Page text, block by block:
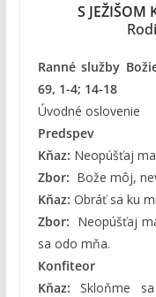
S JEŽIŠOM
Ranné služby
69, 1-4; 14-18
Úvodné oslovenie
Predspev
Kňaz: Neopúšťaj
Zbor: Bože môj,
Kňaz: Obráť sa ku
Zbor: Neopúšťaj
sa odo mňa.
Konfiteor
Kňaz: Skloňme